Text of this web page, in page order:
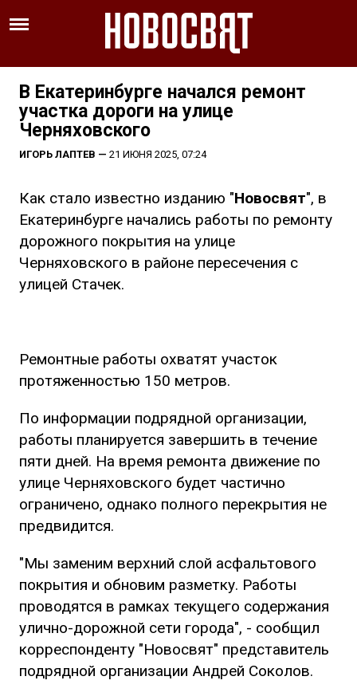
В Екатеринбурге начался ремонт
участка дороги на улице
Черняховского
ИГОРЬ ЛАПТЕВ — 21 ИЮНЯ 2025, 07:24
Как стало известно изданию "Новосвят", в
Екатеринбурге начались работы по ремонту
дорожного покрытия на улице
Черняховского в районе пересечения с
улицей Стачек.
Ремонтные работы охватят участок
протяженностью 150 метров.
По информации подрядной организации,
работы планируется завершить в течение
пяти дней. На время ремонта движение по
улице Черняховского будет частично
ограничено, однако полного перекрытия не
предвидится.
"Мы заменим верхний слой асфальтового
покрытия и обновим разметку. Работы
проводятся в рамках текущего содержания
улично-дорожной сети города", - сообщил
корреспонденту "Новосвят" представитель
подрядной организации Андрей Соколов.